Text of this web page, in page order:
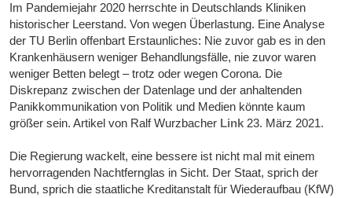
Im Pandemiejahr 2020 herrschte in Deutschlands Kliniken
historischer Leerstand. Von wegen Überlastung. Eine Analyse
der TU Berlin offenbart Erstaunliches: Nie zuvor gab es in den
Krankenhäusern weniger Behandlungsfälle, nie zuvor waren
weniger Betten belegt – trotz oder wegen Corona. Die
Diskrepanz zwischen der Datenlage und der anhaltenden
Panikkommunikation von Politik und Medien könnte kaum
größer sein. Artikel von Ralf Wurzbacher Link 23. März 2021.
Die Regierung wackelt, eine bessere ist nicht mal mit einem
hervorragenden Nachtfernglas in Sicht. Der Staat, sprich der
Bund, sprich die staatliche Kreditanstalt für Wiederaufbau (KfW)